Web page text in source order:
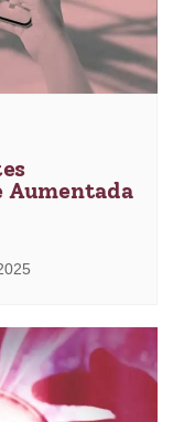
Aumentada